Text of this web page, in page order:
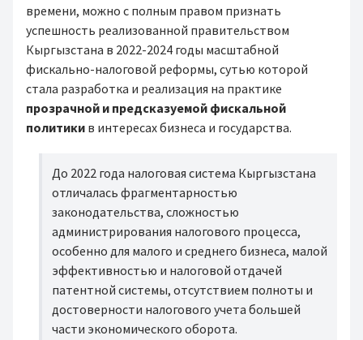
времени, можно с полным правом признать
успешность реализованной правительством
Кыргызстана в 2022-2024 годы масштабной
фискально-налоговой реформы, сутью которой
стала разработка и реализация на практике
прозрачной и предсказуемой фискальной
политики в интересах бизнеса и государства.
До 2022 года налоговая система Кыргызстана
отличалась фрагментарностью
законодательства, сложностью
администрирования налогового процесса,
особенно для малого и среднего бизнеса, малой
эффективностью и налоговой отдачей
патентной системы, отсутствием полноты и
достоверности налогового учета большей
части экономического оборота.